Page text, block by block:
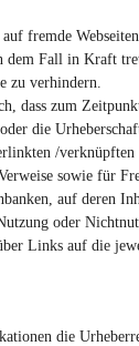
fremde
Fall in Kraft
zu verhindern.
dass zum
die
/
sowie für
auf deren
oder
Links auf die
die